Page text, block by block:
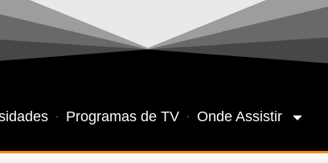
Programas de TV Onde Assistir